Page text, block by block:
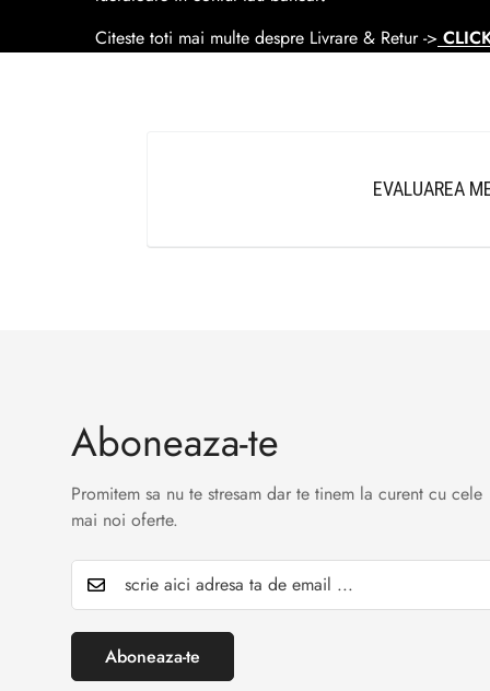
Citeste toti mai multe despre Livrare & Retur ->
EVALUAREA
Aboneaza-te
Promitem sa nu te stresam dar te tinem la curent cu cele
mai noi oferte.
Aboneaza-te